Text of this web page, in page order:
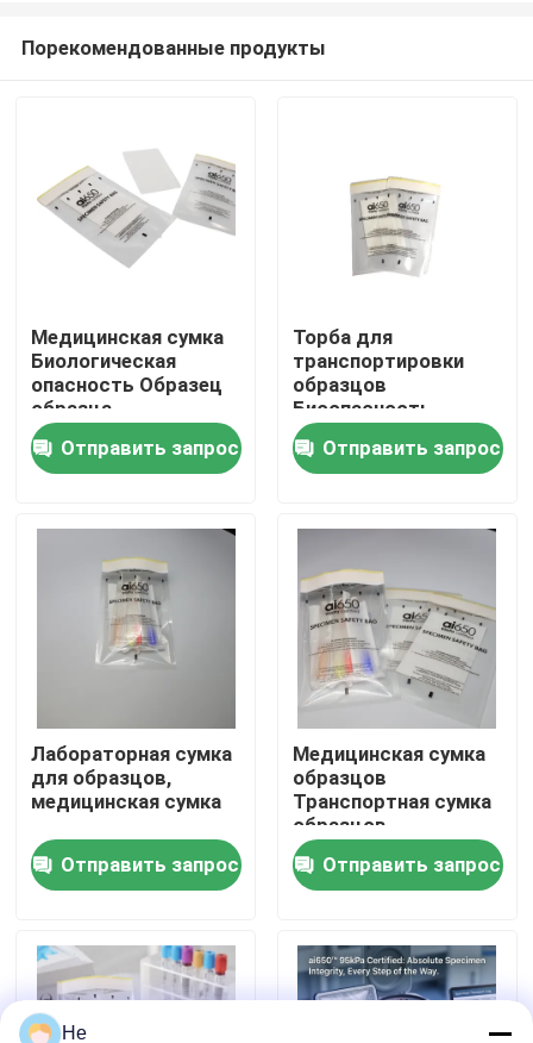
Домой
Продукты
Экскурсия по заводу
Контроль качества
Новости
Запросите цитату
сумки 95Кпа
сумка перехода образца 95кПа
Порекомендованные продукты
Медицинская сумка
Биологическая
опасность Образец
образца
Транспортная сумка
Отправить запрос
Торба для
транспортировки
образцов
Биоопасность
Лабораторная сумка
для образцов
Отправить запрос
Лабораторная сумка
для образцов,
медицинская сумка
Отправить запрос
Медицинская сумка
образцов
Транспортная сумка
образцов
биологической
опасности
Отправить запрос
He